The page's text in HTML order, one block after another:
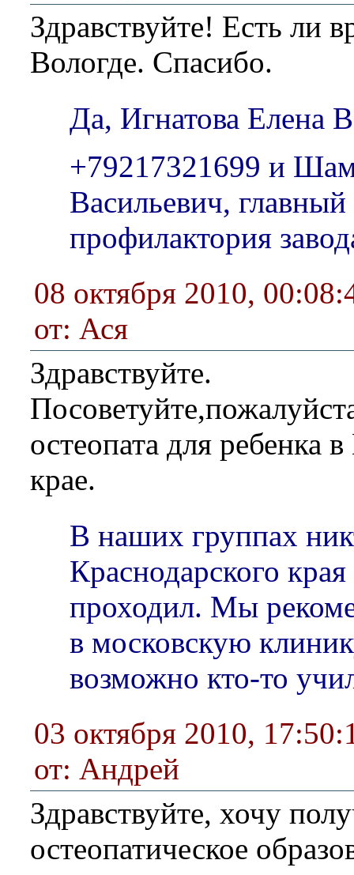
Здравствуйте! Есть ли
Вологде. Спасибо.
Да, Игнатова Елена
+79217321699 и
Васильевич, главный
профилактория
08 октября 2010,
от: Ася
Здравствуйте.
остеопата для ребенка
крае.
В наших группах
Краснодарского
проходил. Мы
в московскую
возможно кто-то
03 октября 2010,
от: Андрей
Здравствуйте, хочу
остеопатическое